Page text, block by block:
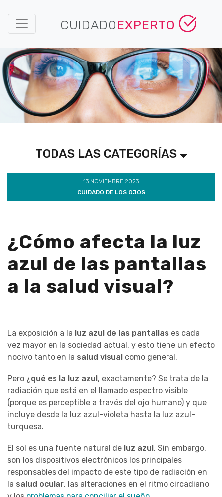
CUIDADOEXPERTO
TODAS LAS CATEGORÍAS
13 NOVIEMBRE 2023
CUIDADO DE LOS OJOS
¿Cómo afecta la luz
azul de las pantallas
a la salud visual?
La exposición a la luz azul de las pantallas es cada
vez mayor en la sociedad actual, y esto tiene un efecto
nocivo tanto en la salud visual como general.
Pero ¿ qué es la luz azul, exactamente? Se trata de la
radiación que está en el llamado espectro visible
(porque es perceptible a través del ojo humano) y que
incluye desde la luz azul-violeta hasta la luz azul-
turquesa.
El sol es una fuente natural de luz azul. Sin embargo,
son los dispositivos electrónicos los principales
responsables del impacto de este tipo de radiación en
la salud ocular, las alteraciones en el ritmo circadiano